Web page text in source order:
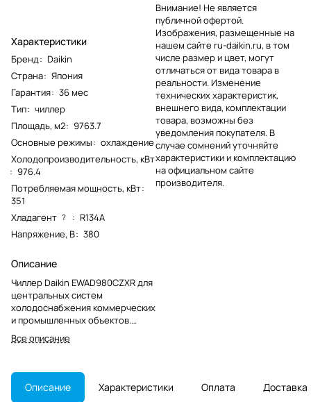
Характеристики
Бренд: Daikin
Страна: Япония
Гарантия: 36 мес
Тип: чиллер
Площадь, м2: 9763.7
Основные режимы: охлаждение
Холодопроизводительность, кВт
: 976.4
Потребляемая мощность, кВт:
351
Хладагент ? : R134A
Напряжение, В: 380
Описание
Чиллер Daikin EWAD980CZXR для
центральных систем
холодоснабжения коммерческих
и промышленных объектов.
Модель снята с производства и
подбирается с учетом
контуром.
Все описание
Внимание! Не является
публичной офертой.
Изображения, размещенные на
нашем сайте ru-daikin.ru, в том
числе размер и цвет, могут
отличаться от вида товара в
реальности. Изменение
технических характеристик,
внешнего вида, комплектации
товара, возможны без
уведомления покупателя. В
случае сомнений уточняйте
характеристики и комплектацию
на официальном сайте
производителя.
Описание Характеристики Оплата Доставка